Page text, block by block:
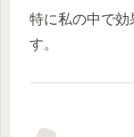
特に私の中で効
す。